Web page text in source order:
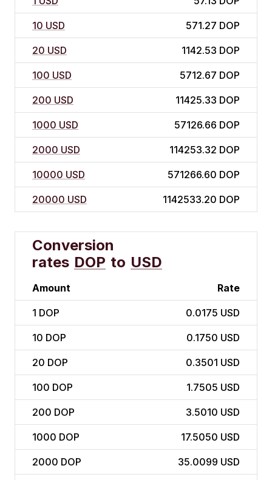
10 USD 571.27 DOP
20 USD 1142.53 DOP
100 USD 5712.67 DOP
200 USD 11425.33 DOP
1000 USD 57126.66 DOP
2000 USD 114253.32 DOP
10000 USD 571266.60 DOP
20000 USD 1142533.20 DOP
Conversion
rates DOP to USD
Amount Rate
1 DOP 0.0175 USD
10 DOP 0.1750 USD
20 DOP 0.3501 USD
100 DOP 1.7505 USD
200 DOP 3.5010 USD
1000 DOP 17.5050 USD
2000 DOP 35.0099 USD